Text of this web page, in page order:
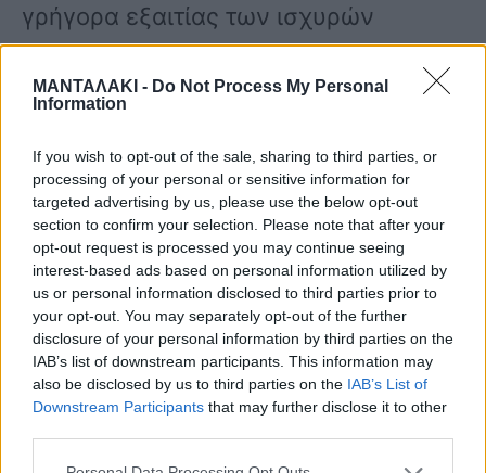
ΜΑΝΤΑΛΑΚΙ - Do Not Process My Personal
Information
If you wish to opt-out of the sale, sharing to third parties, or
processing of your personal or sensitive information for
targeted advertising by us, please use the below opt-out
section to confirm your selection. Please note that after your
opt-out request is processed you may continue seeing
interest-based ads based on personal information utilized by
us or personal information disclosed to third parties prior to
your opt-out. You may separately opt-out of the further
disclosure of your personal information by third parties on the
IAB’s list of downstream participants. This information may
also be disclosed by us to third parties on the IAB’s List of
Downstream Participants that may further disclose it to other
γρήγορα εξαιτίας των ισχυρών
παρακείμενες κατοικίες. Οι
αποθήκη στη συμβολή των οδών
Σαρανταπόρου και Μπιζανίου.
Οι ισχυροί νοτιανατολικοί άνεμοι
σπρώχνουν τις φλόγες μέσα στις
αυλές.
Δείτε βίντεο του lamiareport: